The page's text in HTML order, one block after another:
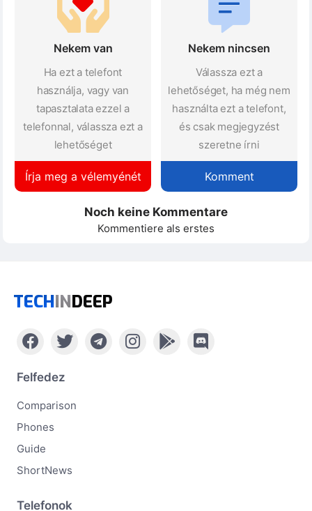
Nekem van
Ha ezt a telefont
használja, vagy van
tapasztalata ezzel a
telefonnal, válassza ezt a
lehetőséget
Írja meg a vélemyénét
Nekem nincsen
Válassza ezt a
lehetőséget, ha még nem
használta ezt a telefont,
és csak megjegyzést
szeretne írni
Komment
Noch keine Kommentare
Kommentiere als erstes
TECHINDEEP
Felfedez
Comparison
Phones
Guide
ShortNews
Telefonok